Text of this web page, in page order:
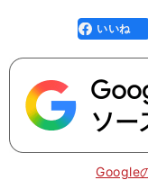
faceboo
k
いいね
Google